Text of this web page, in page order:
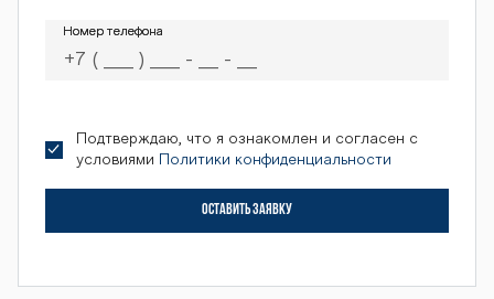
Номер телефона
Номер телефона
Подтверждаю, что я ознакомлен и согласен с
условиями
Политики конфиденциальности
ОСТАВИТЬ ЗАЯВКУ